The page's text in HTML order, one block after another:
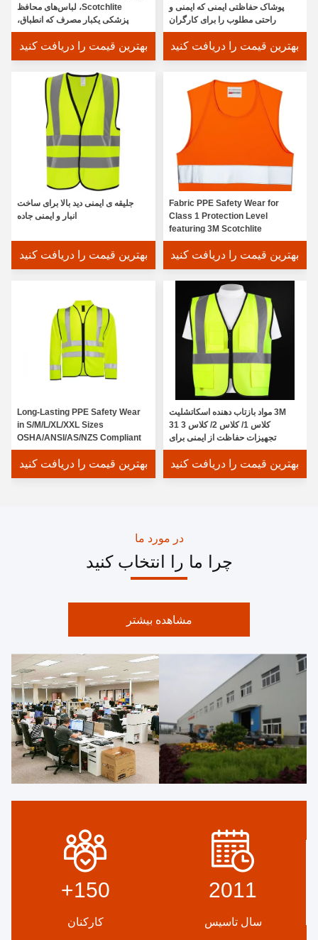
Scotchlite، لباس‌های محافظ
پزشکی یکبار مصرف که انطباق،
ایمنی و راحتی را تضمین می‌کنند
بهترین قیمت را دریافت کنید
پوشاک حفاظتی ایمنی که ایمنی و
راحتی مطلوب را برای کارگران
صنعتی فراهم می کند
بهترین قیمت را دریافت کنید
جلیقه ی ایمنی دید بالا برای ساخت
انبار و ایمنی جاده
بهترین قیمت را دریافت کنید
Fabric PPE Safety Wear for
Class 1 Protection Level
featuring 3M Scotchlite
Reflective Material
بهترین قیمت را دریافت کنید
Long-Lasting PPE Safety Wear
in S/M/L/XL/XXL Sizes
OSHA/ANSI/AS/NZS Compliant
بهترین قیمت را دریافت کنید
3M مواد بازتاب دهنده اسکاتشلیت
کلاس 1/ کلاس 2/ کلاس 3 31
تجهیزات حفاظت از ایمنی برای
حفاظت نهایی
بهترین قیمت را دریافت کنید
در مورد ما
چرا ما را انتخاب کنید
مشاهده بیشتر
2011
سال تاسیس
150
+
کارکنان